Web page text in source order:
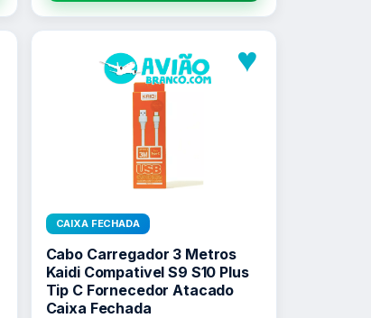
♥
CAIXA FECHADA
Cabo Carregador 3 Metros
Kaidi Compativel S9 S10 Plus
Tip C Fornecedor Atacado
Caixa Fechada